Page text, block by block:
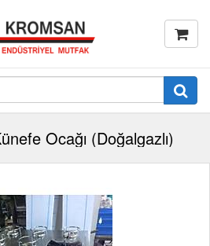
Ocağı (Doğalgazlı)